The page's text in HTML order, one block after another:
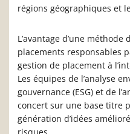
régions géographiques et
L’avantage d’une
placements responsables
gestion de placement à
Les équipes de l’analyse
gouvernance (ESG) et de
concert sur une base titre
génération d’idées